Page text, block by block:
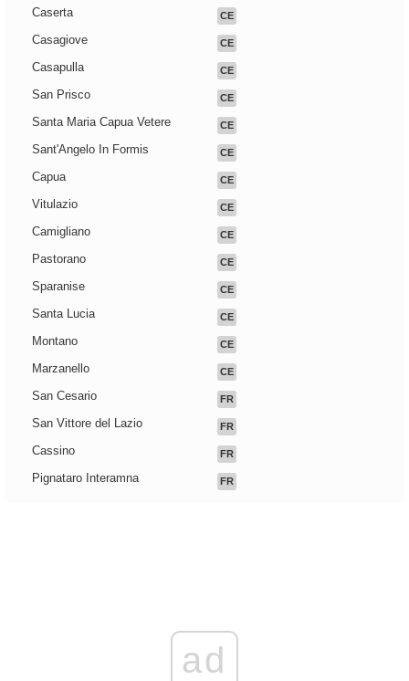
Caserta CE
Casagiove CE
Casapulla CE
San Prisco CE
Santa Maria Capua Vetere CE
Sant'Angelo In Formis CE
Capua CE
Vitulazio CE
Camigliano CE
Pastorano CE
Sparanise CE
Santa Lucia CE
Montano CE
Marzanello CE
San Cesario FR
San Vittore del Lazio FR
Cassino FR
Pignataro Interamna FR
ad